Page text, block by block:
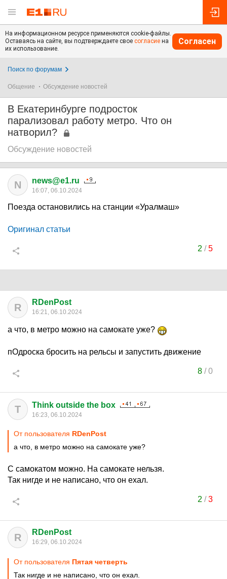
На информационном ресурсе применяются cookie-файлы.
Оставаясь на сайте, вы подтверждаете свое согласие на
их использование.
Согласен
Поиск по форумам
Общение Обсуждение новостей
В Екатеринбурге подросток
парализовал работу метро. Что он
натворил?
Обсуждение новостей
N news@e1.ru
16:07, 06.10.2024
Поезда остановились на станции «Уралмаш»
Оригинал статьи
2 /5
R RDenPost
16:21, 06.10.2024
а что, в метро можно на самокате уже?
пОдроска бросить на рельсы и запустить движение
8/0
T Think outside the box
16:23, 06.10.2024
От пользователя RDenPost
а что, в метро можно на самокате уже?
С самокатом можно. На самокате нельзя.
Так нигде и не написано, что он ехал.
2 /3
R RDenPost
16:29, 06.10.2024
От пользователя Пятая четверть
Так нигде и не написано, что он ехал.